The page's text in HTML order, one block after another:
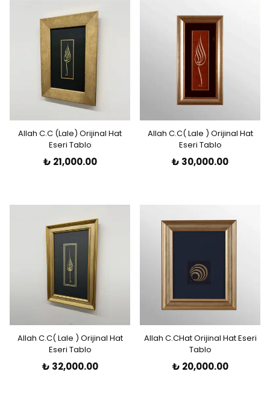
Allah C.C (Lale) Orijinal Hat
Eseri Tablo
₺ 21,000.00
Allah C.C( Lale ) Orijinal Hat
Eseri Tablo
₺ 30,000.00
Allah C.C( Lale ) Orijinal Hat
Eseri Tablo
₺ 32,000.00
Allah C.CHat Orijinal Hat Eseri
Tablo
₺ 20,000.00